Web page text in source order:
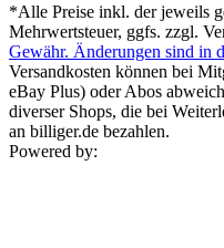
*Alle Preise inkl. der jeweils
Mehrwertsteuer, ggfs. zzgl.
Gewähr. Änderungen sind in
Versandkosten können bei
eBay Plus) oder Abos
diverser Shops, die bei
an billiger.de bezahlen.
Powered by: